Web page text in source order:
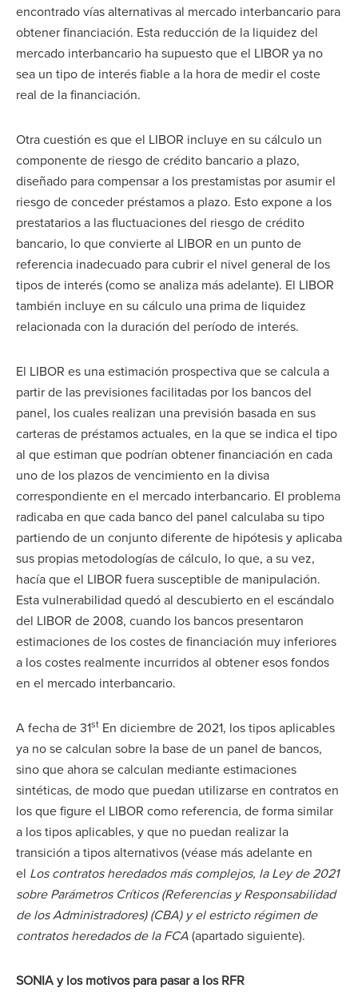
encontrado vías alternativas al mercado interbancario para
obtener financiación. Esta reducción de la liquidez del
mercado interbancario ha supuesto que el LIBOR ya no
sea un tipo de interés fiable a la hora de medir el coste
real de la financiación.
Otra cuestión es que el LIBOR incluye en su cálculo un
componente de riesgo de crédito bancario a plazo,
diseñado para compensar a los prestamistas por asumir el
riesgo de conceder préstamos a plazo. Esto expone a los
prestatarios a las fluctuaciones del riesgo de crédito
bancario, lo que convierte al LIBOR en un punto de
referencia inadecuado para cubrir el nivel general de los
tipos de interés (como se analiza más adelante). El LIBOR
también incluye en su cálculo una prima de liquidez
relacionada con la duración del período de interés.
El LIBOR es una estimación prospectiva que se calcula a
partir de las previsiones facilitadas por los bancos del
panel, los cuales realizan una previsión basada en sus
carteras de préstamos actuales, en la que se indica el tipo
al que estiman que podrían obtener financiación en cada
uno de los plazos de vencimiento en la divisa
correspondiente en el mercado interbancario. El problema
radicaba en que cada banco del panel calculaba su tipo
partiendo de un conjunto diferente de hipótesis y aplicaba
sus propias metodologías de cálculo, lo que, a su vez,
hacía que el LIBOR fuera susceptible de manipulación.
Esta vulnerabilidad quedó al descubierto en el escándalo
del LIBOR de 2008, cuando los bancos presentaron
estimaciones de los costes de financiación muy inferiores
a los costes realmente incurridos al obtener esos fondos
en el mercado interbancario.
A fecha de 31st En diciembre de 2021, los tipos aplicables
ya no se calculan sobre la base de un panel de bancos,
sino que ahora se calculan mediante estimaciones
sintéticas, de modo que puedan utilizarse en contratos en
los que figure el LIBOR como referencia, de forma similar
a los tipos aplicables, y que no puedan realizar la
transición a tipos alternativos (véase más adelante en
el Los contratos heredados más complejos, la Ley de 2021
sobre Parámetros Críticos (Referencias y Responsabilidad
de los Administradores) (CBA) y el estricto régimen de
contratos heredados de la FCA(apartado siguiente).
SONIA y los motivos para pasar a los RFR